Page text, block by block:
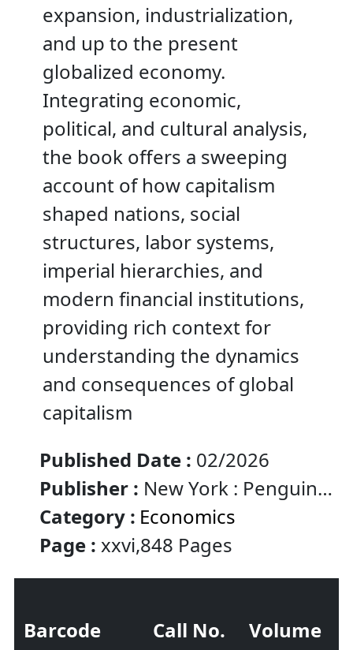
expansion, industrialization,
and up to the present
globalized economy.
Integrating economic,
political, and cultural analysis,
the book offers a sweeping
account of how capitalism
shaped nations, social
structures, labor systems,
imperial hierarchies, and
modern financial institutions,
providing rich context for
understanding the dynamics
and consequences of global
capitalism
Published Date : 02/2026
Publisher : New York : Penguin
Press
Category : Economics
Page : xxvi,848 Pages
Barcode Call No. Volume